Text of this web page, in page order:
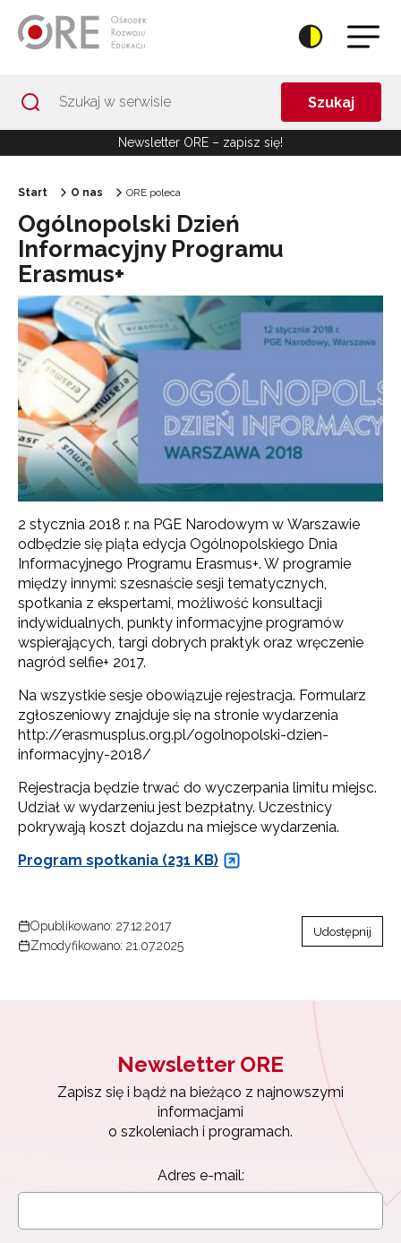
Szukaj
Newsletter ORE – zapisz się!
Start O nas ORE poleca
Ogólnopolski Dzień
Informacyjny Programu
Erasmus+
2 stycznia 2018 r. na PGE Narodowym w Warszawie
odbędzie się piąta edycja Ogólnopolskiego Dnia
Informacyjnego Programu Erasmus+. W programie
między innymi: szesnaście sesji tematycznych,
spotkania z ekspertami, możliwość konsultacji
indywidualnych, punkty informacyjne programów
wspierających, targi dobrych praktyk oraz wręczenie
nagród selfie+ 2017.
Na wszystkie sesje obowiązuje rejestracja. Formularz
zgłoszeniowy znajduje się na stronie wydarzenia
http://erasmusplus.org.pl/ogolnopolski-dzien-
informacyjny-2018/
Rejestracja będzie trwać do wyczerpania limitu miejsc.
Udział w wydarzeniu jest bezpłatny. Uczestnicy
pokrywają koszt dojazdu na miejsce wydarzenia.
Program spotkania (231 KB)
Opublikowano: 27.12.2017
Zmodyfikowano: 21.07.2025
Udostępnij
Newsletter ORE
Zapisz się i bądź na bieżąco z najnowszymi
informacjami
o szkoleniach i programach.
Adres e-mail: